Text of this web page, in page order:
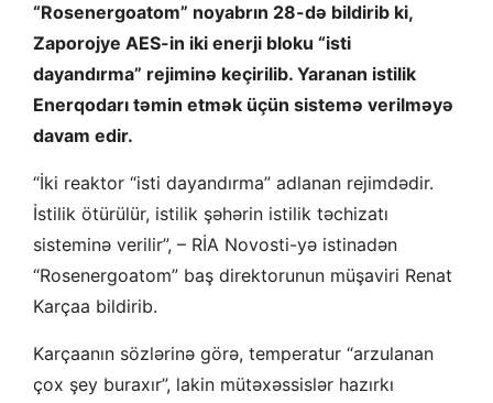
“Rosenergoatom” noyabrın 28-də bildirib ki,
Zaporojye AES-in iki enerji bloku “isti
dayandırma” rejiminə keçirilib. Yaranan istilik
Enerqodarı təmin etmək üçün sistemə verilməyə
davam edir.
“İki reaktor “isti dayandırma” adlanan rejimdədir.
İstilik ötürülür, istilik şəhərin istilik təchizatı
sisteminə verilir”, – RİA Novosti-yə istinadən
“Rosenergoatom” baş direktorunun müşaviri Renat
Karçaa bildirib.
Karçaanın sözlərinə görə, temperatur “arzulanan
çox şey buraxır”, lakin mütəxəssislər hazırkı